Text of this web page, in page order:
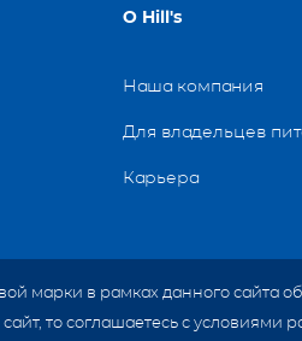
О Hill's
Наша компания
Для владельцев
Карьера
марки в рамках данного сайта
то соглашаетесь с условиями